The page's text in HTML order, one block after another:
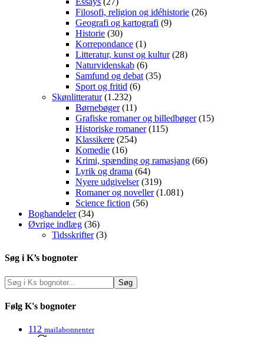
Filosofi, religion og idéhistorie (26)
Geografi og kartografi (9)
Historie (30)
Korrepondance (1)
Litteratur, kunst og kultur(28)
Naturvidenskab (6)
Samfund og debat (35)
Sport og fritid (6)
Skønlitteratur(1.232)
Børnebøger(11)
Grafiske romaner og billedbøger(15)
Historiske romaner(115)
Klassikere (254)
Komedie (16)
Krimi, spænding og ramasjang (66)
Lyrik og drama (64)
Nyere udgivelser(319)
Romaner og noveller(1.081)
Science fiction (56)
Boghandeler(34)
Øvrige indlæg (36)
Tidsskrifter(3)
Søg i K’s bognoter
Følg K's bognoter
112 mailabonnenter